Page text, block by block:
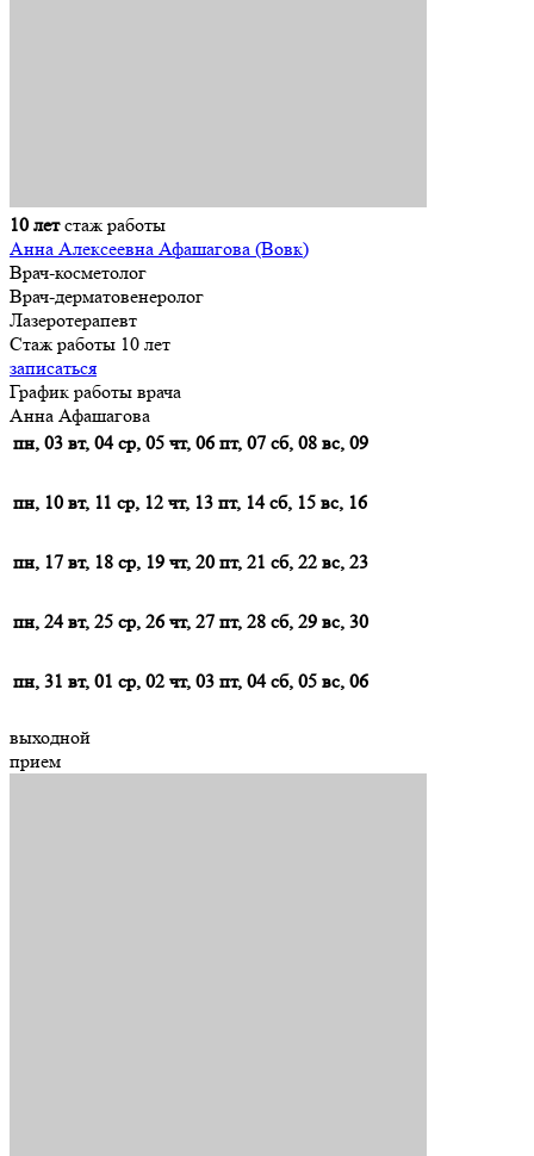
10 летстаж работы
Анна Алексеевна Афашагова (Вовк)
Врач-косметолог
Врач-дерматовенеролог
Лазеротерапевт
Стаж работы 10 лет
записаться
График работы врача
Анна Афашагова
пн, 03 вт, 04 ср, 05 чт, 06 пт, 07 сб, 08 вс, 09
пн, 10 вт, 11 ср, 12 чт, 13 пт, 14 сб, 15 вс, 16
пн, 17 вт, 18 ср, 19 чт, 20 пт, 21 сб, 22 вс, 23
пн, 24 вт, 25 ср, 26 чт, 27 пт, 28 сб, 29 вс, 30
пн, 31 вт, 01 ср, 02 чт, 03 пт, 04 сб, 05 вс, 06
выходной
прием